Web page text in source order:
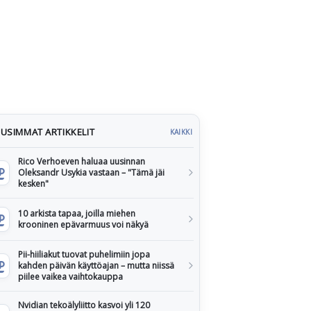
ARTIKKELIT KAIKKI
Rico Verhoeven haluaa uusinnan
Oleksandr Usykia vastaan – "Tämä jäi
kesken"
10 arkista tapaa, joilla miehen
krooninen epävarmuus voi näkyä
Pii-hiiliakut tuovat puhelimiin jopa
kahden päivän käyttöajan – mutta niissä
piilee vaikea vaihtokauppa
Nvidian tekoälyliitto kasvoi yli 120